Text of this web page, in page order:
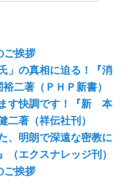
ご挨拶
」の真相に迫る！『消
二著（ＰＨＰ新書）
す快調です！『新 本
二著（祥伝社刊）
、明朗で深遠な密教に
エクスナレッジ刊）
ご挨拶